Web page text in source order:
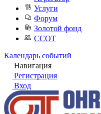
Услуги
Форум
Золотой фонд
ССОТ
Календарь событий
Навигация
Регистрация
Вход